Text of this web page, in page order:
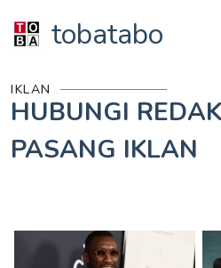
tobatabo
IKLAN
HUBUNGI
PASANG IKLAN